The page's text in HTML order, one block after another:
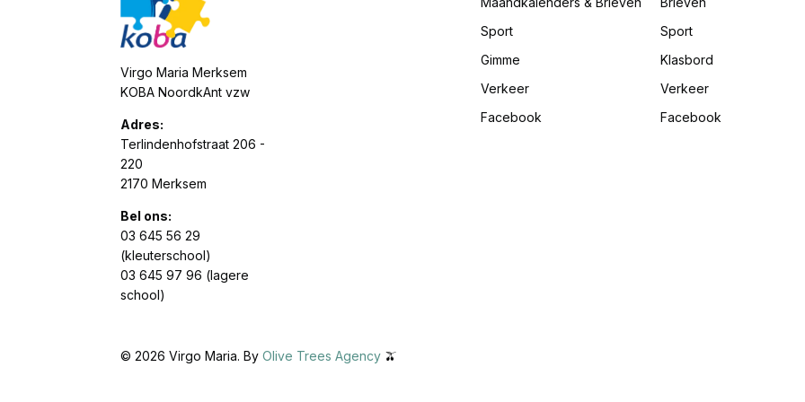
Virgo Maria Merksem
KOBA NoordkAnt vzw
Adres:
Terlindenhofstraat 206 -
220
2170 Merksem
Bel ons:
03 645 56 29
(kleuterschool)
03 645 97 96 (lagere
school)
Sport
Gimme
Verkeer
Facebook
Sport
Klasbord
Verkeer
Facebook
©2026Virgo Maria. ByOlive Trees Agency 🫒